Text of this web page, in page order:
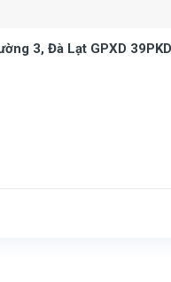
3, Đà Lạt GPXD